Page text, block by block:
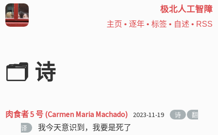
极北人工智障
主页 • 逐年• 标签• 自述 • RSS
🗂️ 诗
肉食者 5 号 (Carmen Maria Machado) 2023-11-19 诗
翻
译
我今天意识到，我要是死了